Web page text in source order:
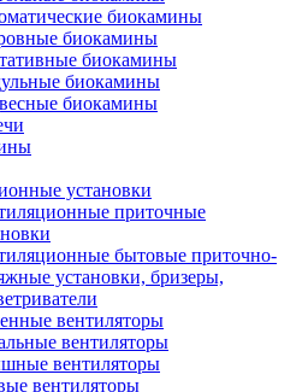
биокамины
биокамины
биокамины
биокамины
биокамины
установки
приточные
бытовые приточно-
установки, бризеры,
вентиляторы
вентиляторы
вентиляторы
вентиляторы